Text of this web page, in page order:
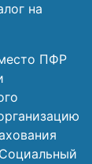
на
ПФР